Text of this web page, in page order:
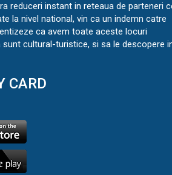
reduceri instant in reteaua de parteneri
la nivel national, vin ca un indemn catre
ca avem toate aceste locuri
cultural-turistice, si sa le descopere
CARD